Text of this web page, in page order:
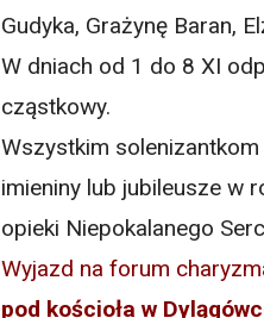
Gudyka, Grażynę Baran,
W dniach od 1 do 8 XI
cząstkowy.
Wszystkim
imieniny lub jubileusze w
opieki Niepokalanego
Wyjazd na forum
pod kościoła w